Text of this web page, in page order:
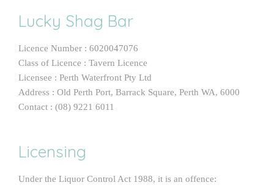
Lucky Shag Bar
Licence Number : 6020047076
Class of Licence : Tavern Licence
Licensee : Perth Waterfront Pty Ltd
Address : Old Perth Port, Barrack Square, Perth WA, 6000
Contact : (08) 9221 6011
Licensing
Under the Liquor Control Act 1988, it is an offence: